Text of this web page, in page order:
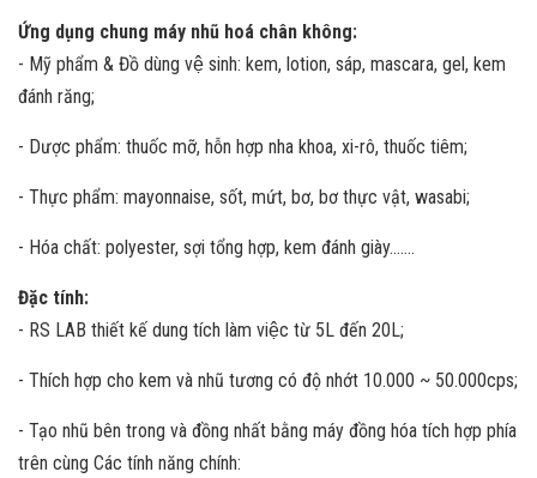
Ứng dụng chung máy nhũ hoá chân không:
- Mỹ phẩm & Đồ dùng vệ sinh: kem, lotion, sáp, mascara, gel, kem
đánh răng;
- Dược phẩm: thuốc mỡ, hỗn hợp nha khoa, xi-rô, thuốc tiêm;
- Thực phẩm: mayonnaise, sốt, mứt, bơ, bơ thực vật, wasabi;
- Hóa chất: polyester, sợi tổng hợp, kem đánh giày…….
Đặc tính:
- RS LAB thiết kế dung tích làm việc từ 5L đến 20L;
- Thích hợp cho kem và nhũ tương có độ nhớt 10.000 ~ 50.000cps;
- Tạo nhũ bên trong và đồng nhất bằng máy đồng hóa tích hợp phía
trên cùng Các tính năng chính: